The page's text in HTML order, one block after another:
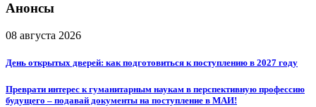
Анонсы
08 августа 2026
День открытых дверей: как подготовиться к поступлению в 2027 году
Преврати интерес к гуманитарным наукам в перспективную профессию
будущего – подавай документы на поступление в МАИ!